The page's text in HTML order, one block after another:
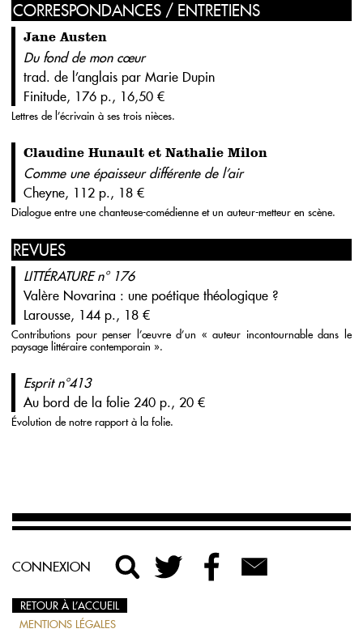
CORRESPONDANCES / ENTRETIENS
Jane Austen
Du fond de mon cœur
trad. de l’anglais par Marie Dupin
Finitude, 176 p., 16,50 €
Lettres de l’écrivain à ses trois nièces.
Claudine Hunault et Nathalie Milon
Comme une épaisseur différente de l’air
Cheyne, 112 p., 18 €
Dialogue entre une chanteuse-comédienne et un auteur-metteur en scène.
REVUES
LITTÉRATURE n° 176
Valère Novarina : une poétique théologique ?
Larousse, 144 p., 18 €
Contributions pour penser l’œuvre d’un « auteur incontournable dans le
paysage littéraire contemporain ».
Esprit n°413
Au bord de la folie 240 p., 20 €
Évolution de notre rapport à la folie.
CONNEXION
RETOUR À L’ACCUEIL
MENTIONS LÉGALES